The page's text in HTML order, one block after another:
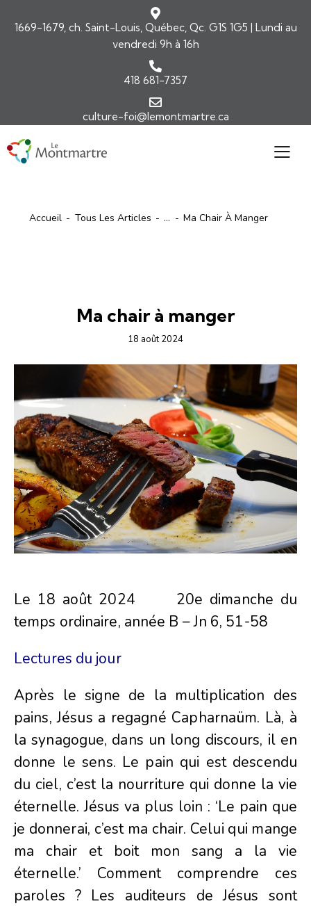
1669-1679, ch. Saint-Louis, Québec, Qc. G1S 1G5 | Lundi au
vendredi 9h à 16h
418 681-7357
culture-foi@lemontmartre.ca
Accueil Tous Les Articles ... Ma Chair À Manger
Ma chair à manger
18 août 2024
Le 18 août 2024 20e dimanche du
temps ordinaire, année B – Jn 6, 51-58
Lectures du jour
Après le signe de la multiplication des
pains, Jésus a regagné Capharnaüm. Là, à
la synagogue, dans un long discours, il en
donne le sens. Le pain qui est descendu
du ciel, c’est la nourriture qui donne la vie
éternelle. Jésus va plus loin : ‘Le pain que
je donnerai, c’est ma chair. Celui qui mange
ma chair et boit mon sang a la vie
éternelle.’ Comment comprendre ces
paroles ? Les auditeurs de Jésus sont